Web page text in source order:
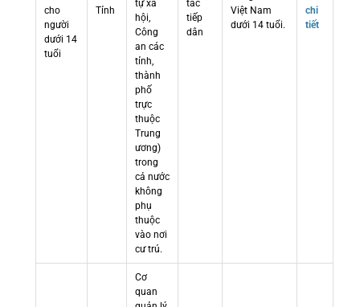
cho
người
dưới 14
tuổi
Tỉnh
tự xã
hội,
Công
an các
tỉnh,
thành
phố
trực
thuộc
Trung
ương)
trong
cả nước
không
phụ
thuộc
vào nơi
cư trú.
tác
tiếp
dân
Việt Nam
dưới 14 tuổi.
chi
tiết
Cơ
quan